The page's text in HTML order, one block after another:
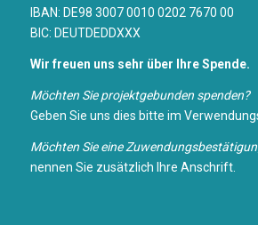
IBAN: DE98 3007 0010 0202 7670 00
BIC: DEUTDEDDXXX
Wir freuen uns sehr über Ihre Spende.
Möchten Sie projektgebunden spenden?
Geben Sie uns dies bitte im
Möchten Sie eine
nennen Sie zusätzlich Ihre Anschrift.